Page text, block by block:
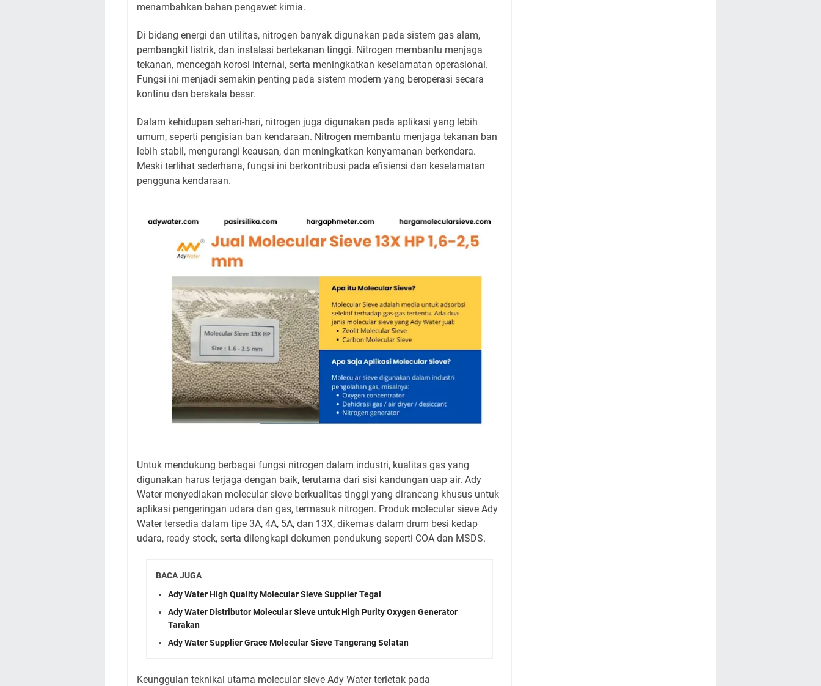
menambahkan bahan pengawet kimia.
Di bidang energi dan utilitas, nitrogen banyak digunakan pada sistem gas alam,
pembangkit listrik, dan instalasi bertekanan tinggi. Nitrogen membantu menjaga
tekanan, mencegah korosi internal, serta meningkatkan keselamatan operasional.
Fungsi ini menjadi semakin penting pada sistem modern yang beroperasi secara
kontinu dan berskala besar.
Dalam kehidupan sehari-hari, nitrogen juga digunakan pada aplikasi yang lebih
umum, seperti pengisian ban kendaraan. Nitrogen membantu menjaga tekanan ban
lebih stabil, mengurangi keausan, dan meningkatkan kenyamanan berkendara.
Meski terlihat sederhana, fungsi ini berkontribusi pada efisiensi dan keselamatan
pengguna kendaraan.
Untuk mendukung berbagai fungsi nitrogen dalam industri, kualitas gas yang
digunakan harus terjaga dengan baik, terutama dari sisi kandungan uap air. Ady
Water menyediakan molecular sieve berkualitas tinggi yang dirancang khusus untuk
aplikasi pengeringan udara dan gas, termasuk nitrogen. Produk molecular sieve Ady
Water tersedia dalam tipe 3A, 4A, 5A, dan 13X, dikemas dalam drum besi kedap
udara, ready stock, serta dilengkapi dokumen pendukung seperti COA dan MSDS.
BACA JUGA
Ady Water High Quality Molecular Sieve Supplier Tegal
Ady Water Distributor Molecular Sieve untuk High Purity Oxygen Generator
Tarakan
Ady Water Supplier Grace Molecular Sieve Tangerang Selatan
Keunggulan teknikal utama molecular sieve Ady Water terletak pada